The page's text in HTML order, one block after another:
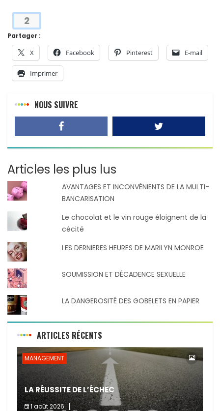
Partager :
X Facebook Pinterest E-mail
Imprimer
2
NOUS SUIVRE
Articles les plus lus
AVANTAGES ET INCONVÉNIENTS DE LA MULTI-
BANCARISATION
Le chocolat et le vin rouge éloignent de la
cécité
LES DERNIERES HEURES DE MARILYN MONROE
SOUMISSION ET DÉCADENCE SEXUELLE
LA DANGEROSITÉ DES GOBELETS EN PAPIER
ARTICLES RÉCENTS
MANAGEMENT
LA RÉUSSITE DE L’ÉCHEC
1 août 2026